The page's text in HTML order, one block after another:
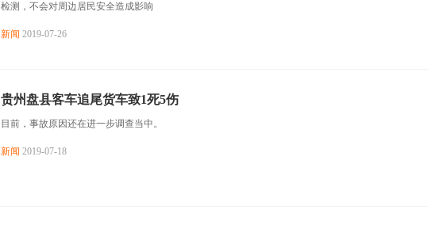
检测，不会对周边居民安全造成影响
新闻 2019-07-26
贵州盘县客车追尾货车致1死5伤
目前，事故原因还在进一步调查当中。
新闻 2019-07-18